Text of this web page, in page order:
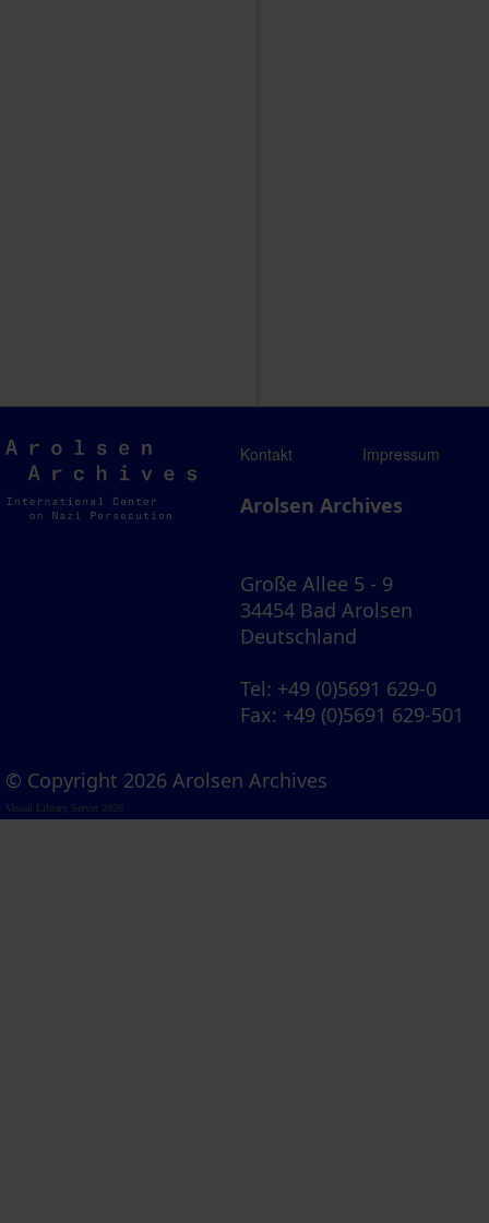
Arolsen
Archives
Kontakt Impressum
Arolsen Archives
Große Allee 5 - 9
34454 Bad Arolsen
Deutschland
Tel: +49 (0)5691 629-0
Fax: +49 (0)5691 629-501
© Copyright 2026 Arolsen Archives
Visual Library Server 2026